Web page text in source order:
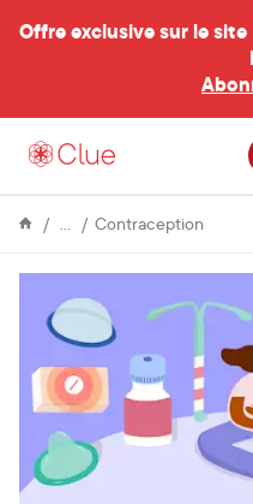
Offre exclusive sur le site
Encyclopédie
Contraception